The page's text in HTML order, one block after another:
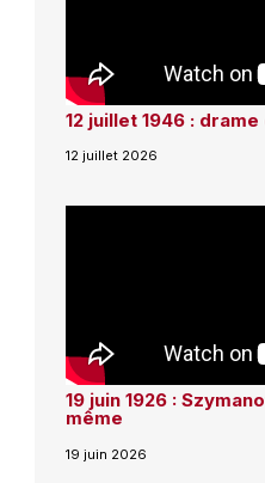
12 juillet 1946 :
12 juillet 2026
19 juin 1926 :
même
19 juin 2026